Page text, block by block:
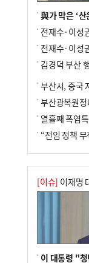
부산시, 중국
부산광복원정
[이슈] 이재명